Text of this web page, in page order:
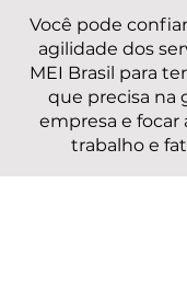
Você pode
agilidade dos
MEI Brasil para
que precisa na
empresa e focar
trabalho e